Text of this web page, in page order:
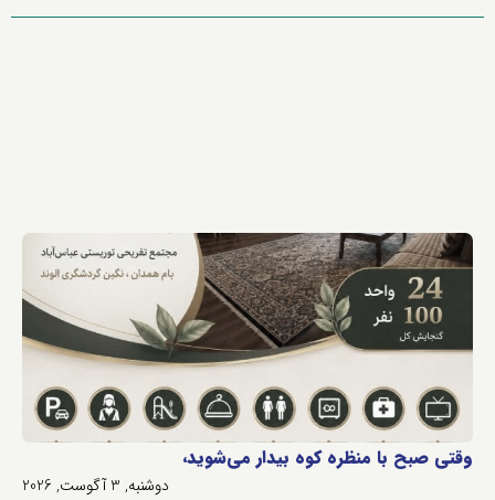
وقتی صبح با منظره کوه بیدار می‌شوید،
دوشنبه, 3 آگوست, 2026